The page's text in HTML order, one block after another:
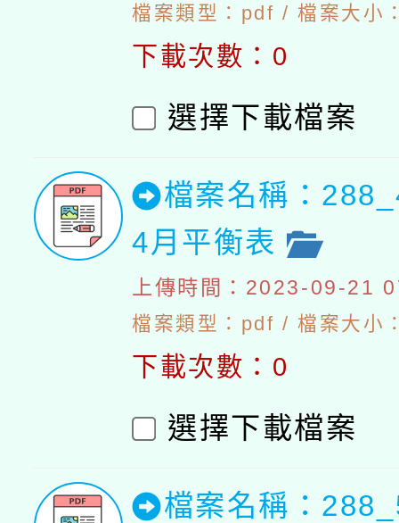
檔案類型：pdf / 檔案大小
下載次數：0
選擇下載檔案
檔案名稱：
4月平衡表
上傳時間：2023-09-21
檔案類型：pdf / 檔案大小
下載次數：0
選擇下載檔案
檔案名稱：